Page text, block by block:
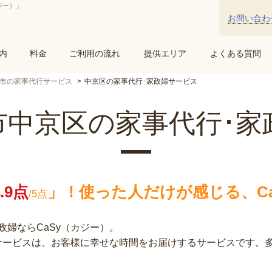
）」
料金 ご利用の流れ 提供エリア よくある質問
お問い合わ
の家事代行サービス 中京区の家事代行･家政婦サービス
京区の家事代行･
点/5点 」！使った人だけが感じる、
婦ならCaSy（カジー）。
ビスは、お客様に幸せな時間をお届けするサービスです。